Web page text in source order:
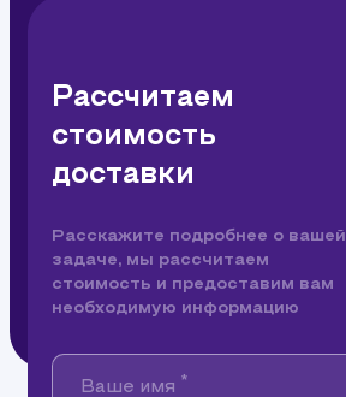
Рассчитаем
стоимость
доставки
Расскажите подробнее о вашей
задаче, мы рассчитаем
стоимость и предоставим вам
необходимую информацию
Ваше имя *